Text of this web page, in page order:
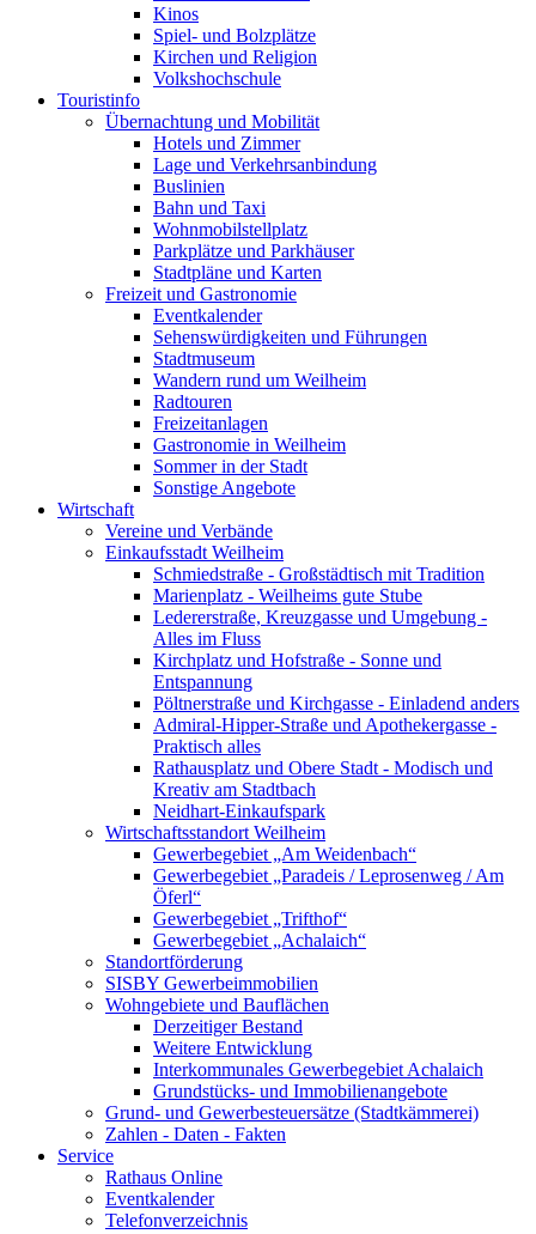
Kinos
Spiel- und Bolzplätze
Kirchen und Religion
Volkshochschule
Touristinfo
Übernachtung und Mobilität
Hotels und Zimmer
Lage und Verkehrsanbindung
Buslinien
Bahn und Taxi
Wohnmobilstellplatz
Parkplätze und Parkhäuser
Stadtpläne und Karten
Freizeit und Gastronomie
Eventkalender
Sehenswürdigkeiten und Führungen
Stadtmuseum
Wandern rund um Weilheim
Radtouren
Freizeitanlagen
Gastronomie in Weilheim
Sommer in der Stadt
Sonstige Angebote
Wirtschaft
Vereine und Verbände
Einkaufsstadt Weilheim
Schmiedstraße - Großstädtisch mit Tradition
Marienplatz - Weilheims gute Stube
Ledererstraße, Kreuzgasse und Umgebung -
Alles im Fluss
Kirchplatz und Hofstraße - Sonne und
Entspannung
Pöltnerstraße und Kirchgasse - Einladend anders
Admiral-Hipper-Straße und Apothekergasse -
Praktisch alles
Rathausplatz und Obere Stadt - Modisch und
Kreativ am Stadtbach
Neidhart-Einkaufspark
Wirtschaftsstandort Weilheim
Gewerbegebiet „Am Weidenbach“
Gewerbegebiet „Paradeis / Leprosenweg / Am
Öferl“
Gewerbegebiet „Trifthof“
Gewerbegebiet „Achalaich“
Standortförderung
SISBY Gewerbeimmobilien
Wohngebiete und Bauflächen
Derzeitiger Bestand
Weitere Entwicklung
Interkommunales Gewerbegebiet Achalaich
Grundstücks- und Immobilienangebote
Grund- und Gewerbesteuersätze (Stadtkämmerei)
Zahlen - Daten - Fakten
Service
Rathaus Online
Eventkalender
Telefonverzeichnis